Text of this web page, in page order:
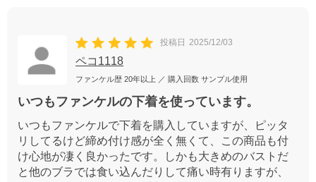
投稿日 2025/12/03
ペコ1118
ファンケル歴 20年以上 ／ 購入回数 サンプル使用
いつもファンケルの下着を使っています。
いつもファンケルで下着を購入していますが、ピッタ
リしてるけど締め付け感が全く無くて、この商品も付
け心地が凄く良かったです。しかも大きめのバストだ
と他のブラでは食い込んだりして痛い時有りますが、